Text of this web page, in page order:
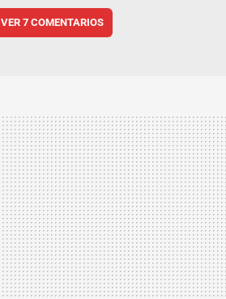
VER7 COMENTARIOS